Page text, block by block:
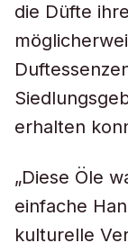
die Düfte
erhalten
„Diese Öle
einfache
kulturelle